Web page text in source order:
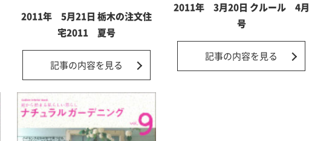
2011年 5月21日 栃木の注文住
宅2011 夏号
記事の内容を見る
2011年 3月20日 クルール 4月
号
記事の内容を見る